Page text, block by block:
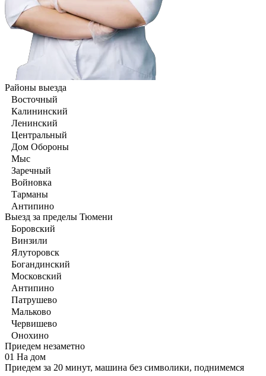
Районы выезда
Восточный
Калининский
Ленинский
Центральный
Дом Обороны
Мыс
Заречный
Войновка
Тарманы
Антипино
Выезд за пределы Тюмени
Боровский
Винзили
Ялуторовск
Богандинский
Московский
Антипино
Патрушево
Мальково
Червишево
Онохино
Приедем незаметно
01 На дом
Приедем за 20 минут, машина без символики, поднимемся